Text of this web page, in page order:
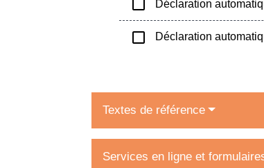
check_box_outline_blank Déclaration
check_box_outline_blank Déclaration
Textes de référence
Services en ligne et